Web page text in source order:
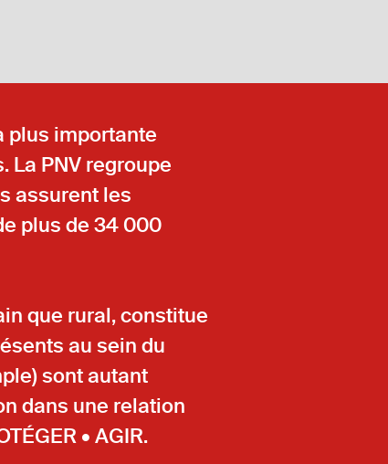
plus importante
La PNV regroupe
assurent les
plus de 34 000
que rural, constitue
au sein du
sont autant
dans une relation
• AGIR.